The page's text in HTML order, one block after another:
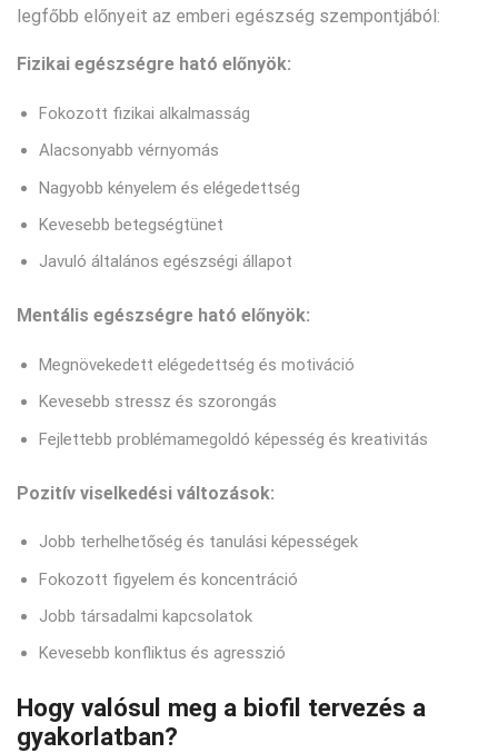
legfőbb előnyeit az emberi egészség szempontjából:
Fizikai egészségre ható előnyök:
Fokozott fizikai alkalmasság
Alacsonyabb vérnyomás
Nagyobb kényelem és elégedettség
Kevesebb betegségtünet
Javuló általános egészségi állapot
Mentális egészségre ható előnyök:
Megnövekedett elégedettség és motiváció
Kevesebb stressz és szorongás
Fejlettebb problémamegoldó képesség és kreativitás
Pozitív viselkedési változások:
Jobb terhelhetőség és tanulási képességek
Fokozott figyelem és koncentráció
Jobb társadalmi kapcsolatok
Kevesebb konfliktus és agresszió
Hogy valósul meg a biofil tervezés a
gyakorlatban?